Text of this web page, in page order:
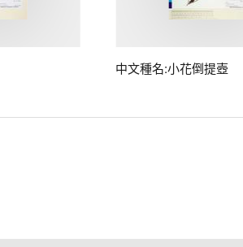
中文種名:小花倒提壺